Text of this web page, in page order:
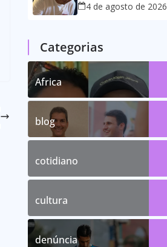
4 de agosto de 2026
Categorias
Africa
blog
cotidiano
cultura
denúncia